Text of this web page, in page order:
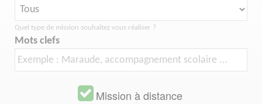
Quel type de mission souhaitez vous réaliser ?
Mots clefs
Mission à distance